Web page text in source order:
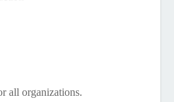
all organizations.